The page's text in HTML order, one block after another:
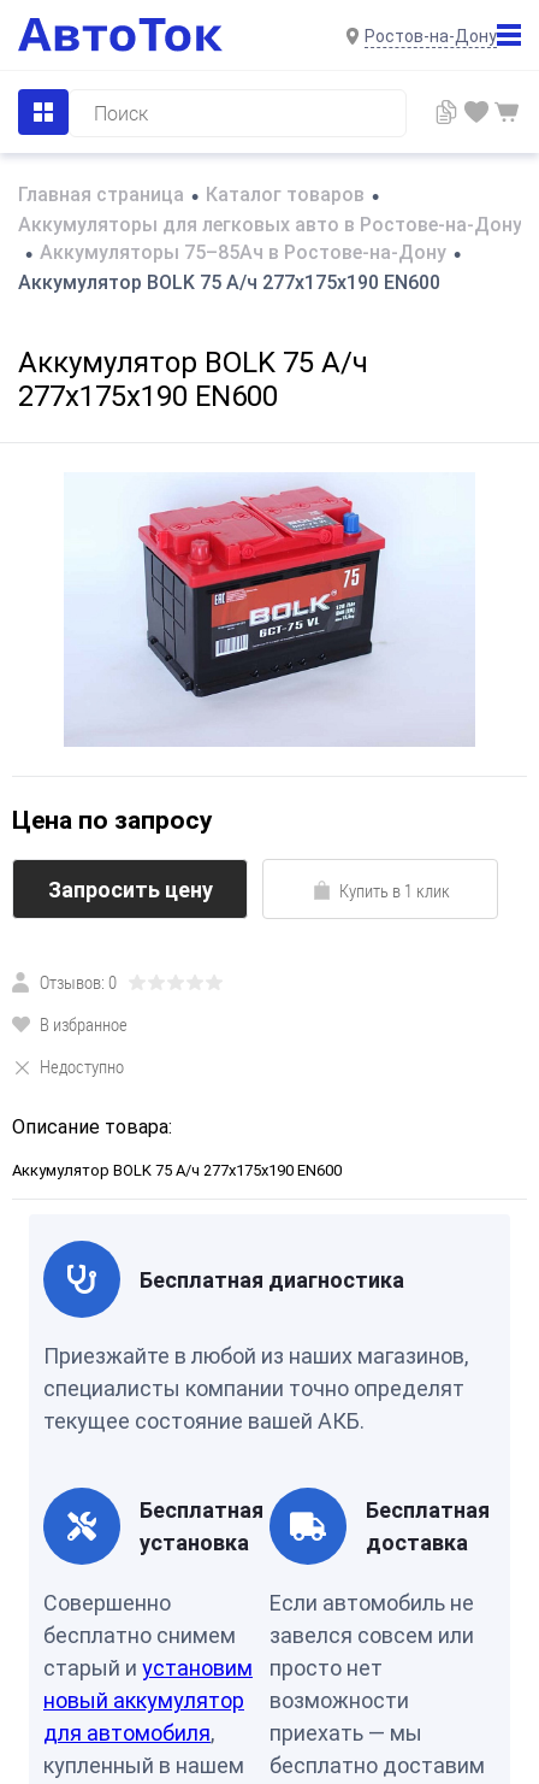
Ростов-на-Дону
Главная страница • Каталог товаров •
Аккумуляторы для легковых авто в Ростове-на-Дону
• Аккумуляторы 75–85Ач в Ростове-на-Дону •
Аккумулятор BOLK 75 А/ч 277x175x190 EN600
Аккумулятор BOLK 75 А/ч
277x175x190 EN600
Цена по запросу
Запросить цену Купить в 1 клик
Отзывов: 0
В избранное
Недоступно
Описание товара:
Аккумулятор BOLK 75 А/ч 277x175x190 EN600
Бесплатная диагностика
Приезжайте в любой из наших магазинов,
специалисты компании точно определят
текущее состояние вашей АКБ.
Бесплатная
установка
Совершенно
бесплатно снимем
старый и установим
новый аккумулятор
для автомобиля,
купленный в нашем
Бесплатная
доставка
Если автомобиль не
завелся совсем или
просто нет
возможности
приехать — мы
бесплатно доставим